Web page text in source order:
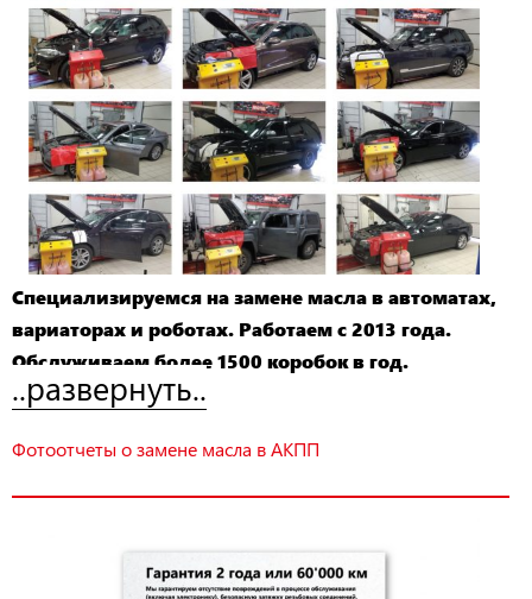
Специализируемся на замене масла в автоматах,
вариаторах и роботах. Работаем с 2013 года.
Обслуживаем более 1500 коробок в год.
..развернуть..
Фотоотчеты о замене масла в АКПП